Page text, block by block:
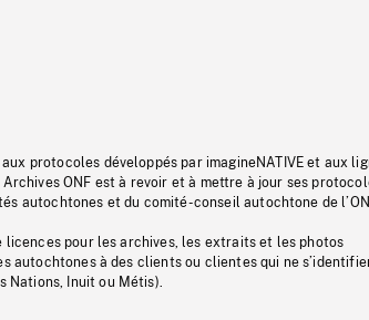
protocoles développés par imagineNATIVE et aux
ONF est à revoir et à mettre à jour ses
autochtones et du comité-conseil autochtone de
licences pour les archives, les extraits et les photos
autochtones à des clients ou clientes qui ne
Nations, Inuit ou Métis).